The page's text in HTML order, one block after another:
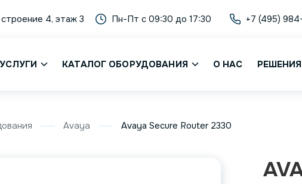
4, этаж 3 Пн-Пт с 09:30 до 17:30 +7 (495)
УСЛУГИ КАТАЛОГ ОБОРУДОВАНИЯ О НАС РЕШЕНИЯ
Avaya Avaya Secure Router 2330